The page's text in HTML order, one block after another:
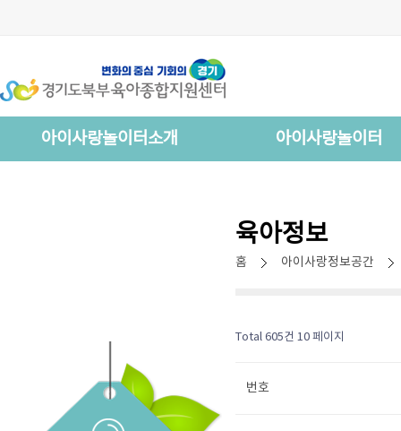
아이사랑놀이터소개 아이사랑놀이터
육아정보
홈 아이사랑정보공간
Total 605건 10 페이지
번호